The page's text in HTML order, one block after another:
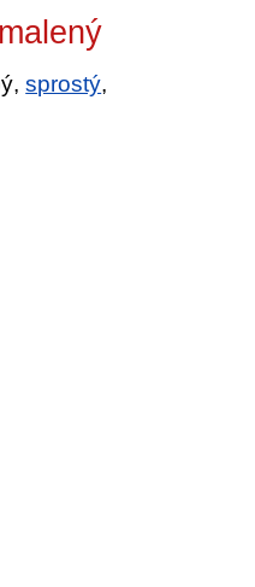
sprostý,